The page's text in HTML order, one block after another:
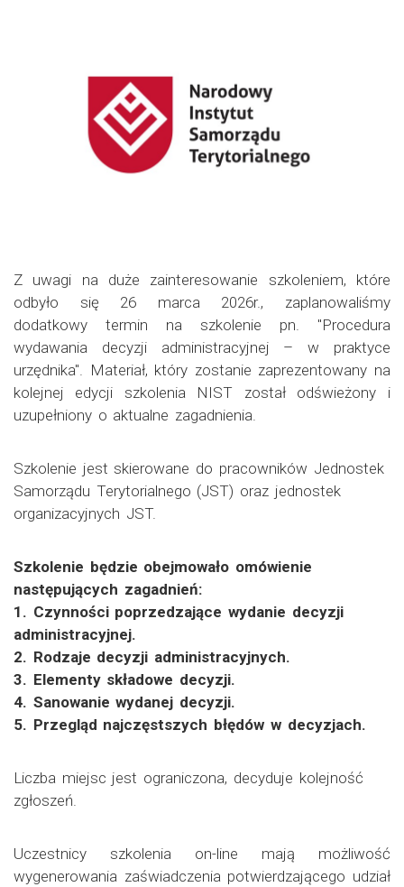
Z uwagi na duże zainteresowanie szkoleniem, które
odbyło się 26 marca 2026r., zaplanowaliśmy
dodatkowy termin na szkolenie pn. "Procedura
wydawania decyzji administracyjnej – w praktyce
urzędnika". Materiał, który zostanie zaprezentowany na
kolejnej edycji szkolenia NIST został odświeżony i
uzupełniony o aktualne zagadnienia.
Szkolenie jest skierowane do pracowników Jednostek
Samorządu Terytorialnego (JST) oraz jednostek
organizacyjnych JST.
Szkolenie będzie obejmowało omówienie
następujących zagadnień:
1. Czynności poprzedzające wydanie decyzji
administracyjnej.
2. Rodzaje decyzji administracyjnych.
3. Elementy składowe decyzji.
4. Sanowanie wydanej decyzji.
5. Przegląd najczęstszych błędów w decyzjach.
Liczba miejsc jest ograniczona, decyduje kolejność
zgłoszeń.
Uczestnicy szkolenia on-line mają możliwość
wygenerowania zaświadczenia potwierdzającego udział